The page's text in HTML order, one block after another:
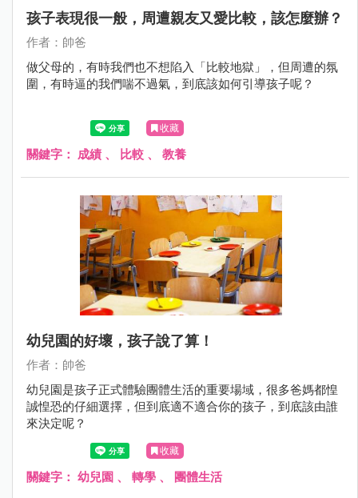
孩子表現很一般，周遭親友又愛比較，該怎麼辦？
作者：帥爸
做父母的，有時我們也不想陷入「比較地獄」，但周遭的氛
圍，有時逼的我們喘不過氣，到底該如何引導孩子呢？
收藏
關鍵字： 成績 、 比較 、 教養
幼兒園的好壞，孩子說了算！
作者：帥爸
幼兒園是孩子正式體驗團體生活的重要場域，很多爸媽都惶
誠惶恐的仔細選擇，但到底適不適合你的孩子，到底該由誰
來決定呢？
收藏
關鍵字： 幼兒園 、 轉學 、 團體生活